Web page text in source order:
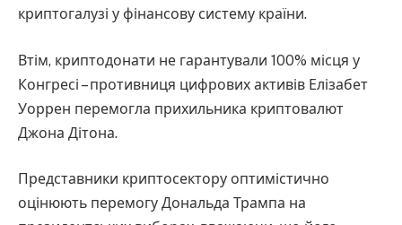
криптогалузі у фінансову систему країни.
Втім, криптодонати не гарантували 100% місця у
Конгресі – противниця цифрових активів Елізабет
Уоррен перемогла прихильника криптовалют
Джона Дітона.
Представники криптосектору оптимістично
оцінюють перемогу Дональда Трампа на